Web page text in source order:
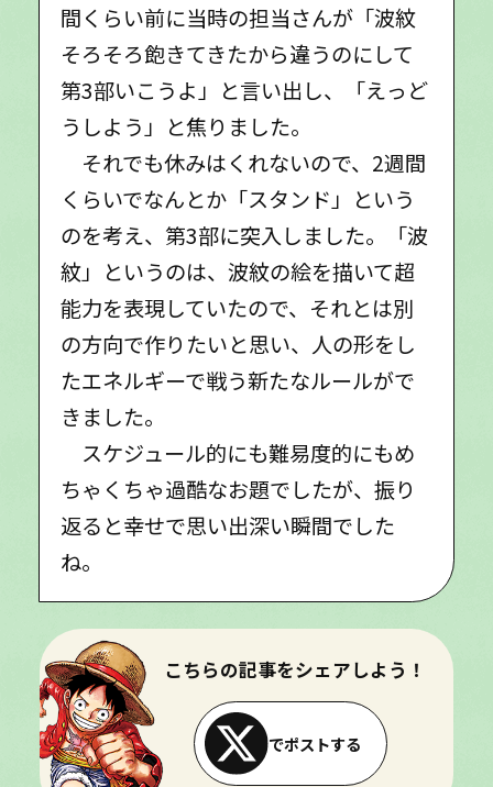
間くらい前に当時の担当さんが「波紋
そろそろ飽きてきたから違うのにして
第3部いこうよ」と言い出し、「えっど
うしよう」と焦りました。
それでも休みはくれないので、2週間
くらいでなんとか「スタンド」という
のを考え、第3部に突入しました。「波
紋」というのは、波紋の絵を描いて超
能力を表現していたので、それとは別
の方向で作りたいと思い、人の形をし
たエネルギーで戦う新たなルールがで
きました。
スケジュール的にも難易度的にもめ
ちゃくちゃ過酷なお題でしたが、振り
返ると幸せで思い出深い瞬間でした
ね。
こちらの記事をシェアしよう！
でポストする